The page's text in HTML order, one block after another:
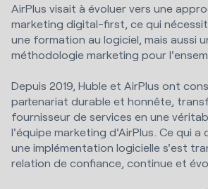
AirPlus visait à évoluer vers une
marketing digital-first, ce qui
une formation au logiciel, mais aussi
méthodologie marketing pour
Depuis 2019, Huble et AirPlus ont
partenariat durable et honnête,
fournisseur de services en une
l'équipe marketing d'AirPlus. Ce qui a
une implémentation logicielle s'est
relation de confiance, continue et